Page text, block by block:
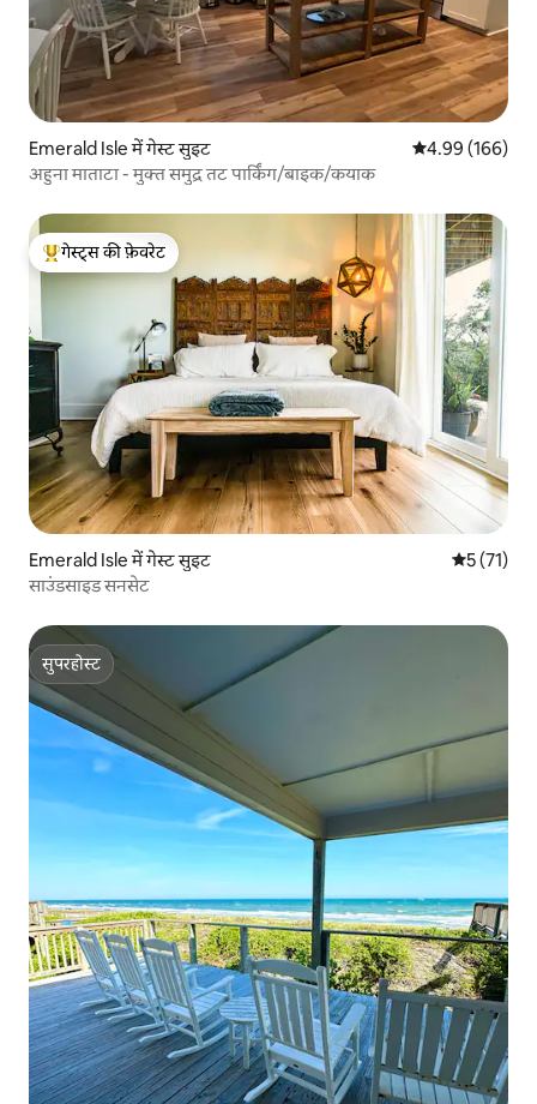
Emerald Isle में गेस्ट सुइट औसत रेटिंग 5 में से
4.99 (166)
अहुना माताटा - मुक्त समुद्र तट पार्किंग/बाइक/कयाक
गेस्ट्स का टॉप फ़ेवरेट
गेस्ट्स की फ़ेवरेट
Emerald Isle में गेस्ट सुइट औसत रेटिंग
5 (71)
साउंडसाइड सनसेट
सुपरहोस्ट
सुपरहोस्ट